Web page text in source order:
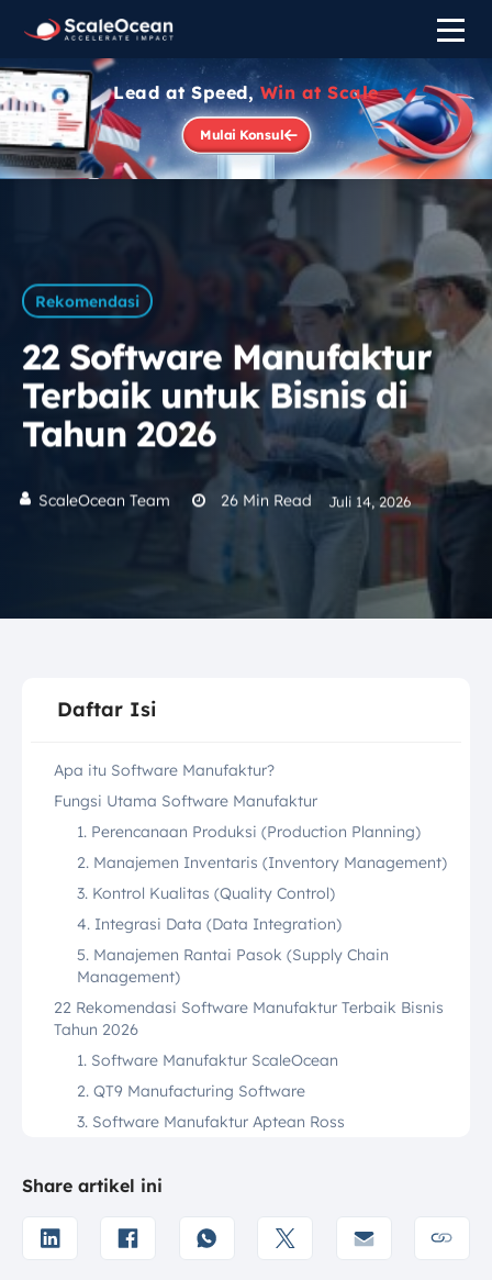
Lead at Speed, Win at Scale
Mulai Konsul
Rekomendasi
22 Software Manufaktur
Terbaik untuk Bisnis di
Tahun 2026
ScaleOcean Team 26 Min Read Juli 14, 2026
Daftar Isi
Apa itu Software Manufaktur?
Fungsi Utama Software Manufaktur
1. Perencanaan Produksi (Production Planning)
2. Manajemen Inventaris (Inventory Management)
3. Kontrol Kualitas (Quality Control)
4. Integrasi Data (Data Integration)
5. Manajemen Rantai Pasok (Supply Chain
Management)
22 Rekomendasi Software Manufaktur Terbaik Bisnis
Tahun 2026
1. Software Manufaktur ScaleOcean
2. QT9 Manufacturing Software
3. Software Manufaktur Aptean Ross
5. Aplikasi Manufaktur Bridgenr
6. Computerized Maintenance Management
System (CMMS) Oracle
Share artikel ini